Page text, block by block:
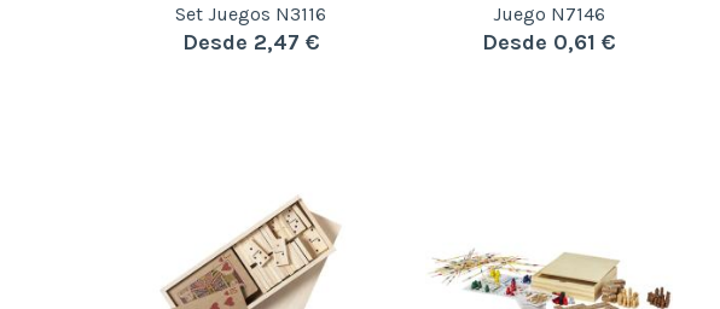
Set Juegos N3116
Desde 2,47 €
Juego N7146
Desde 0,61 €